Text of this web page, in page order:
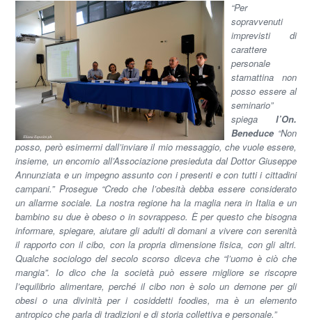
“Per
sopravvenuti
imprevisti di
carattere
personale
stamattina non
posso essere al
seminario”
spiega l’On.
Beneduce “Non
posso, però esimermi dall’inviare il mio messaggio, che vuole essere,
insieme, un encomio all’Associazione presieduta dal Dottor Giuseppe
Annunziata e un impegno assunto con i presenti e con tutti i cittadini
campani.” Prosegue “Credo che l’obesità debba essere considerato
un allarme sociale. La nostra regione ha la maglia nera in Italia e un
bambino su due è obeso o in sovrappeso. È per questo che bisogna
informare, spiegare, aiutare gli adulti di domani a vivere con serenità
il rapporto con il cibo, con la propria dimensione fisica, con gli altri.
Qualche sociologo del secolo scorso diceva che “l’uomo è ciò che
mangia”. Io dico che la società può essere migliore se riscopre
l’equilibrio alimentare, perché il cibo non è solo un demone per gli
obesi o una divinità per i cosiddetti foodies, ma è un elemento
antropico che parla di tradizioni e di storia collettiva e personale.”